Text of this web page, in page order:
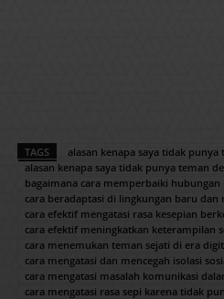
TAGS
alasan kenapa saya tidak punya
alasan kenapa saya tidak punya teman
bagaimana cara memperbaiki
cara beradaptasi di lingkungan baru dan
cara efektif mengatasi rasa kesepian
cara efektif meningkatkan keterampilan
cara menemukan teman sejati di era
cara mengatasi dan mencegah isolasi
cara mengatasi masalah komunikasi
cara mengatasi rasa sepi karena tidak